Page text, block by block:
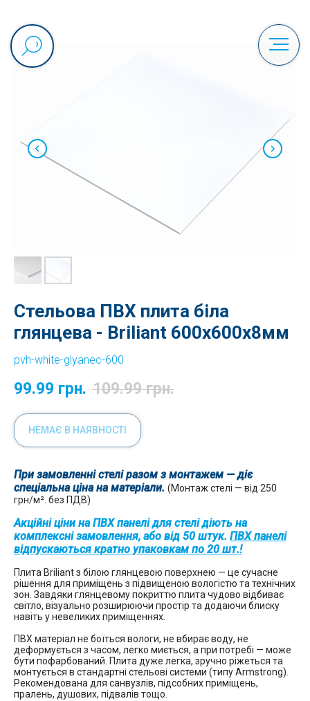
Стельова ПВХ плита біла
глянцева - Briliant 600x600x8мм
pvh-white-glyanec-600
99.99 грн. 109.99 грн.
НЕМАЄ В НАЯВНОСТІ
При замовленні стелі разом з монтажем — діє
спеціальна ціна на матеріали. (Монтаж стелі — від 250
грн/м². без ПДВ)
Акційні ціни на ПВХ панелі для стелі діють на
комплексні замовлення, або від 50 штук. ПВХ панелі
відпускаються кратно упаковкам по 20 шт.!
Плита Briliant з білою глянцевою поверхнею — це сучасне
рішення для приміщень з підвищеною вологістю та технічних
зон. Завдяки глянцевому покриттю плита чудово відбиває
світло, візуально розширюючи простір та додаючи блиску
навіть у невеликих приміщеннях.
ПВХ матеріал не боїться вологи, не вбирає воду, не
деформується з часом, легко миється, а при потребі — може
бути пофарбований. Плита дуже легка, зручно ріжеться та
монтується в стандартні стельові системи (типу Armstrong).
Рекомендована для санвузлів, підсобних приміщень,
пралень, душових, підвалів тощо.